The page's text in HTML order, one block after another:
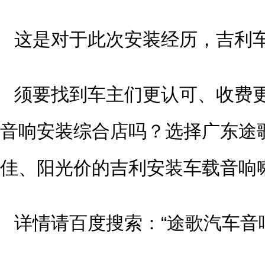
这是对于此次安装经历，吉利
须要找到车主们更认可、收费
音响安装综合店吗？选择广东
佳、阳光价的吉利安装车载音响
详情请百度搜索：“途歌汽车